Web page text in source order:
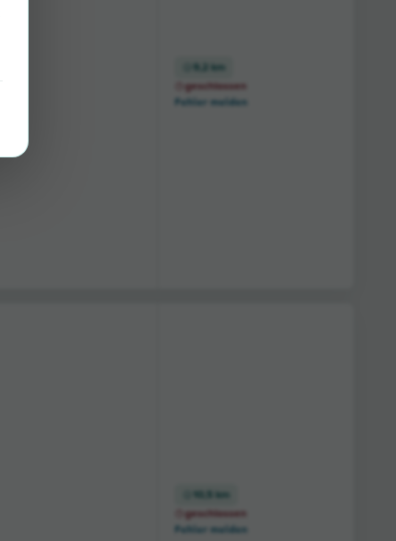
9,2 km
geschlossen
Fehler melden
10,5 km
geschlossen
Fehler melden